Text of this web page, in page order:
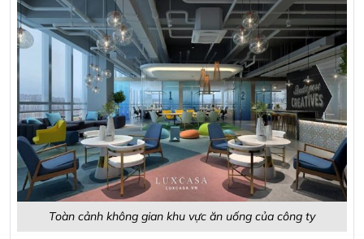
Toàn cảnh không gian khu vực ăn uống của công ty